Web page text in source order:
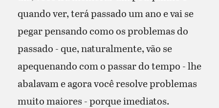
quando ver, terá passado um ano e vai se
pegar pensando como os problemas do
passado - que, naturalmente, vão se
apequenando com o passar do tempo - lhe
abalavam e agora você resolve problemas
muito maiores - porque imediatos.